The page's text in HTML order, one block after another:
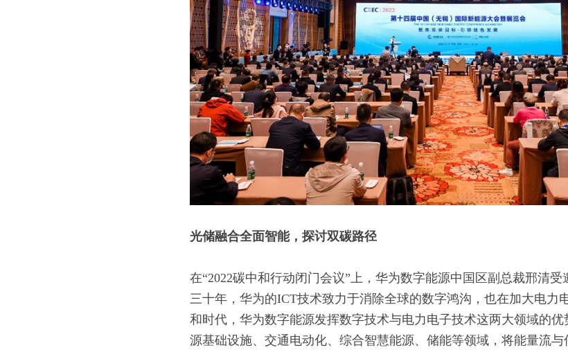
光储融合全面智能，探讨双碳路径
在“2022碳中和行动闭门会议”上，华为数字能源中国区副总裁邢清
三十年，华为的ICT技术致力于消除全球的数字鸿沟，也在加大电力
和时代，华为数字能源发挥数字技术与电力电子技术这两大领域的
源基础设施、交通电动化、综合智慧能源、储能等领域，将能量流与